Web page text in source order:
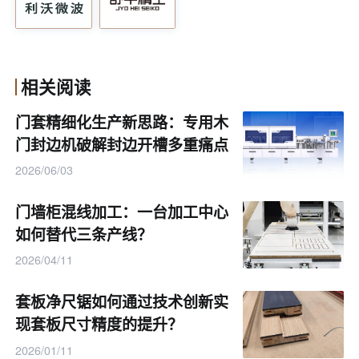
智能传感与生产降本价值
设备搭载高灵敏度红外线传感器，可精准检测门板送料位
置，自动调控驱动系统运行节奏，规避定位偏差，保障连
续加工的稳定性。
相关阅读
门套精细化生产新思路：专用木
门封边机破解封边开槽多重痛点
2026/06/03
门墙柜混线加工：一台加工中心
如何替代三条产线？
2026/04/11
套板净尺锯如何通过技术创新实
现套板尺寸精度的提升？
2026/01/11